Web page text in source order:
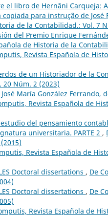
el libro de Hernâni Carqueja:
para instrução de
de la Contabilidad.: Vol. 7
del Premio Enrique
de Historia de la
Revista Española de
de un Historiador de la
Núm. 2 (2023)
María González Ferrando,
Revista Española de
del pensamiento
universitaria. PARTE 2 ,
Revista Española de
Doctoral dissertations , De
Doctoral dissertations , De
Revista Española de